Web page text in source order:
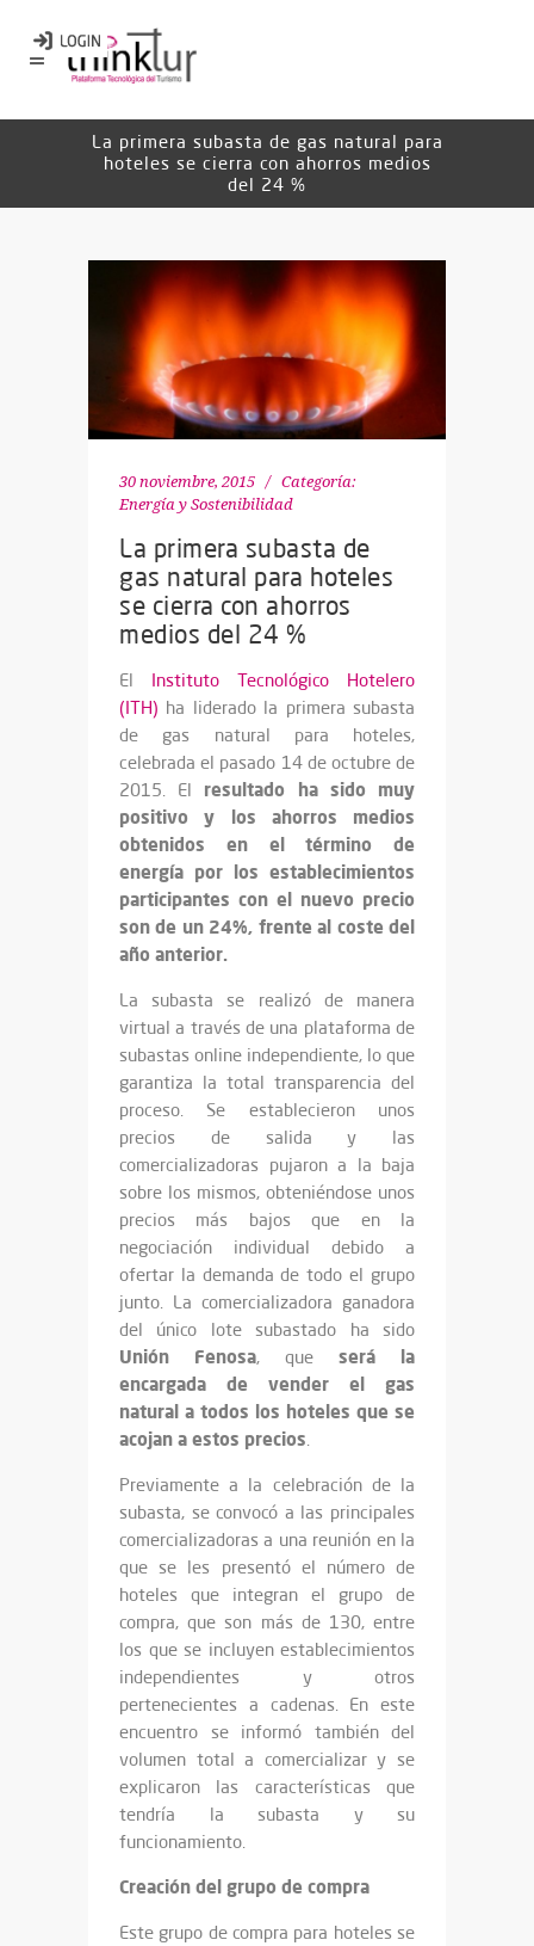
La primera subasta de gas natural para
hoteles se cierra con ahorros medios
del 24 %
30 noviembre, 2015
Categoría:
Energía y Sostenibilidad
La primera subasta de
gas natural para hoteles
se cierra con ahorros
medios del 24 %
El Instituto Tecnológico Hotelero
(ITH) ha liderado la primera subasta
de gas natural para hoteles,
celebrada el pasado 14 de octubre de
2015. El resultado ha sido muy
positivo y los ahorros medios
obtenidos en el término de
energía por los establecimientos
participantes con el nuevo precio
son de un 24%, frente al coste del
año anterior.
La subasta se realizó de manera
virtual a través de una plataforma de
subastas online independiente, lo que
garantiza la total transparencia del
proceso. Se establecieron unos
precios de salida y las
comercializadoras pujaron a la baja
sobre los mismos, obteniéndose unos
precios más bajos que en la
negociación individual debido a
ofertar la demanda de todo el grupo
junto. La comercializadora ganadora
del único lote subastado ha sido
Unión Fenosa, que será la
encargada de vender el gas
natural a todos los hoteles que se
acojan a estos precios.
Previamente a la celebración de la
subasta, se convocó a las principales
comercializadoras a una reunión en la
que se les presentó el número de
hoteles que integran el grupo de
compra, que son más de 130, entre
los que se incluyen establecimientos
independientes y otros
pertenecientes a cadenas. En este
encuentro se informó también del
volumen total a comercializar y se
explicaron las características que
tendría la subasta y su
funcionamiento.
Creación del grupo de compra
Este grupo de compra para hoteles se